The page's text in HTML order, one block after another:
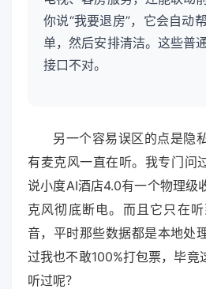
你说“我要退房”，它会自动
单，然后安排清洁。这些普
接口不对。
另一个容易误区的点是隐
有麦克风一直在听。我专门问
说小度AI酒店4.0有一个物理级
克风彻底断电。而且它只在
音，平时那些数据都是本地处
过我也不敢100%打包票，毕竟
听过呢？